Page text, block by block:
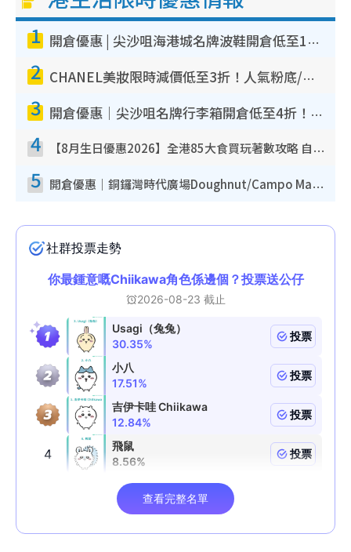
1 開倉優惠 | 尖沙咀海港城名牌波鞋開倉低至1折！On鞋$899起／Joy&Peace鞋履$98起
2 CHANEL美妝限時減價低至3折！人氣粉底/唇膏/精華液低至$275！COCO香水都有平
3 開倉優惠｜尖沙咀名牌行李箱開倉低至4折！一連5日 American Tourister/ace./Hallmark $200起！
4 【8月生日優惠2026】全港85大食買玩著數攻略 自助餐/火鍋放題同行免費＋誠品/DONKI送現金券
5 開倉優惠｜銅鑼灣時代廣場Doughnut/Campo Marzio開倉低至1折！背囊、書包、手袋劈價$200起